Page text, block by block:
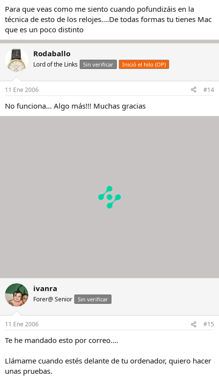
Para que veas como me siento cuando pofundizáis en la
técnica de esto de los relojes....De todas formas tu tienes Mac
que es un poco distinto
Rodaballo
Lord of the Links Sin verificar Inició el hilo (OP)
11 Ene 2006 #14
No funciona... Algo más!!! Muchas gracias
ivanra
Forer@ Senior Sin verificar
11 Ene 2006 #15
Te he mandado esto por correo....
Llámame cuando estés delante de tu ordenador, quiero hacer
unas pruebas.